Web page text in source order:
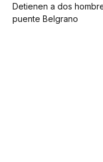
Detienen a dos
puente Belgrano